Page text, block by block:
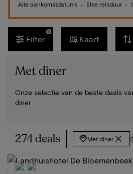
Alle aankomstdatums ● Elke reisduur ●
Filter Kaart
Met diner
Onze selectie van de beste deals
diner
274 deals Met diner